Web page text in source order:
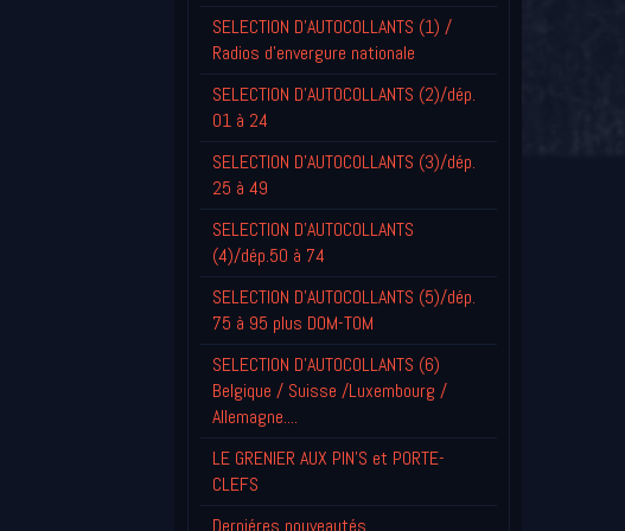
SELECTION D'AUTOCOLLANTS (1) /
Radios d'envergure nationale
SELECTION D'AUTOCOLLANTS (2)/dép.
01 à 24
SELECTION D'AUTOCOLLANTS (3)/dép.
25 à 49
SELECTION D'AUTOCOLLANTS
(4)/dép.50 à 74
SELECTION D'AUTOCOLLANTS (5)/dép.
75 à 95 plus DOM-TOM
SELECTION D'AUTOCOLLANTS (6)
Belgique / Suisse /Luxembourg /
Allemagne....
LE GRENIER AUX PIN'S et PORTE-
CLEFS
Derniéres nouveautés